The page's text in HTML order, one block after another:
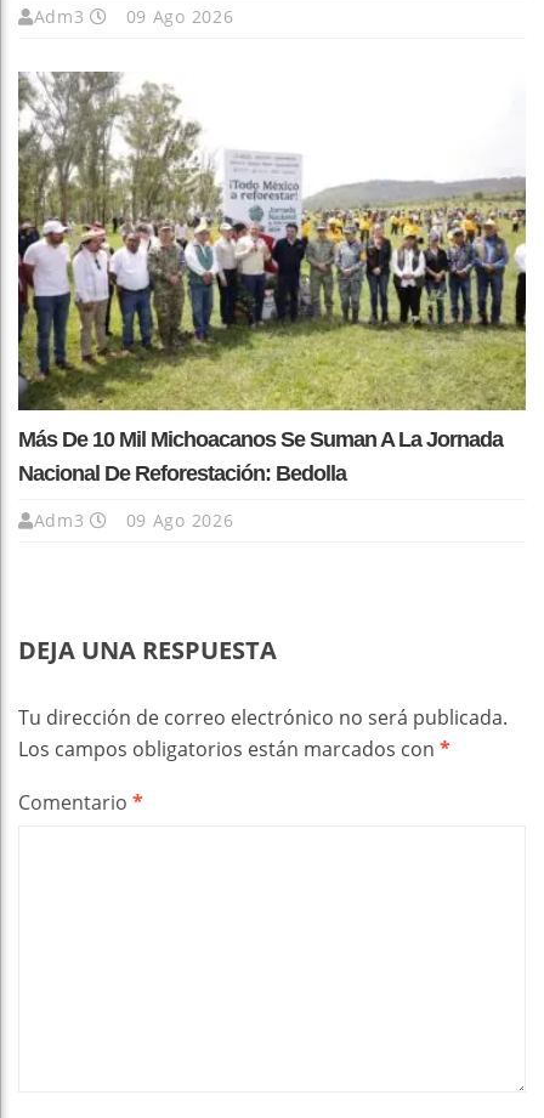
Adm3 09 Ago 2026
Más De 10 Mil Michoacanos Se Suman A La Jornada
Nacional De Reforestación: Bedolla
Adm3 09 Ago 2026
DEJA UNA RESPUESTA
Tu dirección de correo electrónico no será publicada.
Los campos obligatorios están marcados con *
Comentario *